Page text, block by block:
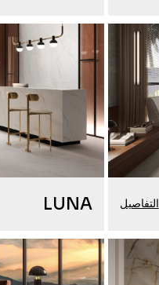
التفاصيل LUNA